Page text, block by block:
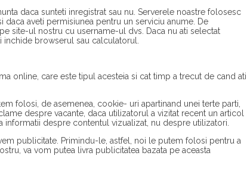
daca sunteti inregistrat sau nu. Serverele noastre folosesc
aveti permisiunea pentru un serviciu anume. De
site-ul nostru cu username-ul dvs. Daca nu ati selectat
inchide browserul sau calculatorul.
online, care este tipul acesteia si cat timp a trecut de cand ati
folosi, de asemenea, cookie- uri apartinand unei terte parti,
despre vacante, daca utilizatorul a vizitat recent un articol
despre contentul vizualizat, nu despre utilizatori.
publicitate. Primindu-le, astfel, noi le putem folosi pentru a
va vom putea livra publicitatea bazata pe aceasta